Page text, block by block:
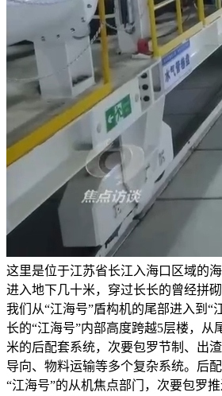
这里是位于江苏省长江入海口区域的
进入地下几十米，穿过长长的曾经拼
我们从“江海号”盾构机的尾部进入到“
长的“江海号”内部高度跨越5层楼，从
米的后配套系统，次要包罗节制、出
导向、物料运输等多个复杂系统。后
“江海号”的从机焦点部门，次要包罗